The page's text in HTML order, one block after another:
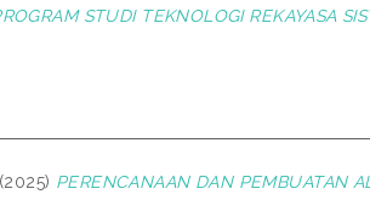
STUDI TEKNOLOGI REKAYASA
(2025) PERENCANAAN DAN PEMBUATAN